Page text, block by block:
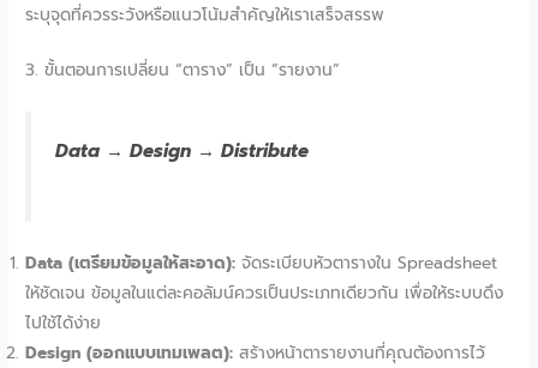
ระบุจุดที่ควรระวังหรือแนวโน้มสำคัญให้เราเสร็จสรรพ
3. ขั้นตอนการเปลี่ยน “ตาราง” เป็น “รายงาน”
Data → Design → Distribute
Data (เตรียมข้อมูลให้สะอาด): จัดระเบียบหัวตารางใน Spreadsheet
ให้ชัดเจน ข้อมูลในแต่ละคอลัมน์ควรเป็นประเภทเดียวกัน เพื่อให้ระบบดึง
ไปใช้ได้ง่าย
Design (ออกแบบเทมเพลต): สร้างหน้าตารายงานที่คุณต้องการไว้